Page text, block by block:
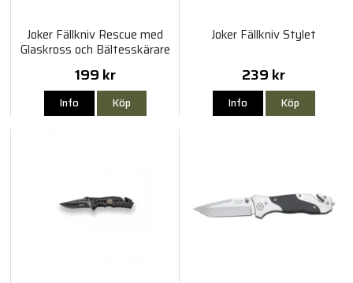
Joker Fällkniv Rescue med
Glaskross och Bältesskärare
199 kr
Info Köp
Joker Fällkniv Stylet
239 kr
Info Köp